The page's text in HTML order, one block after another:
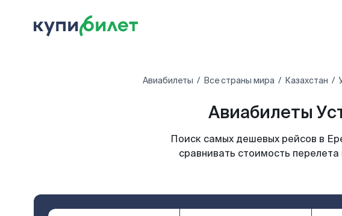
Авиабилеты Все страны мира Казахстан
Авиабилеты
Поиск самых дешевых рейсов в
сравнивать стоимость